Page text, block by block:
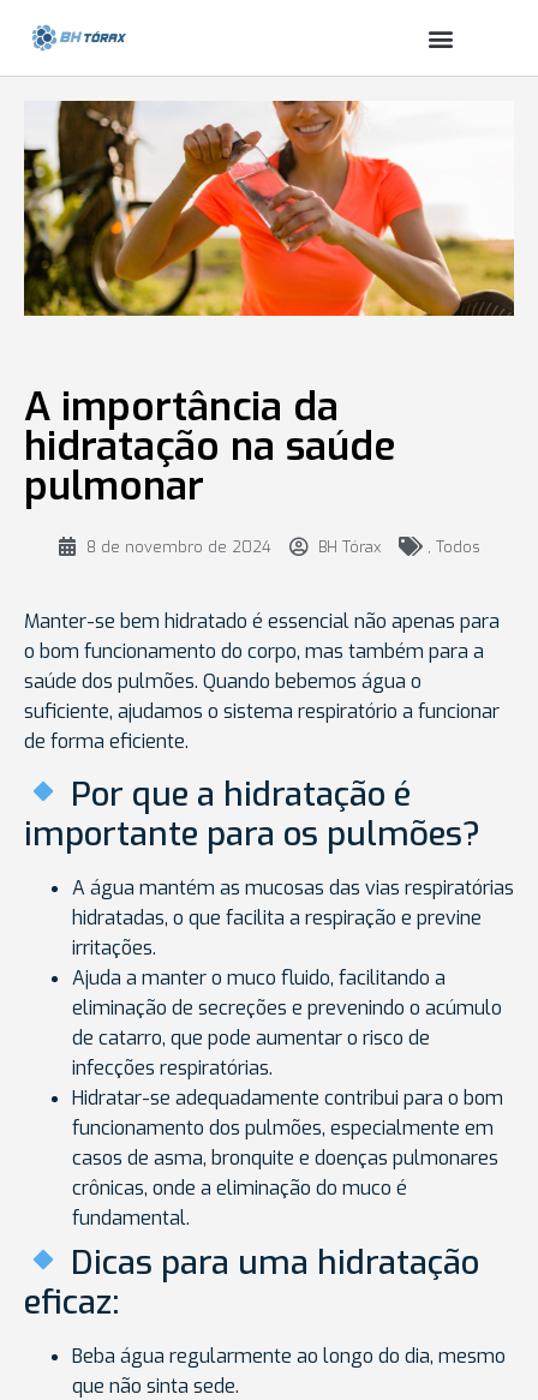
A importância da
hidratação na saúde
pulmonar
8 de novembro de 2024 BH Tórax , Todos
Manter-se bem hidratado é essencial não apenas para
o bom funcionamento do corpo, mas também para a
saúde dos pulmões. Quando bebemos água o
suficiente, ajudamos o sistema respiratório a funcionar
de forma eficiente.
Por que a hidratação é
importante para os pulmões?
A água mantém as mucosas das vias respiratórias
hidratadas, o que facilita a respiração e previne
irritações.
Ajuda a manter o muco fluido, facilitando a
eliminação de secreções e prevenindo o acúmulo
de catarro, que pode aumentar o risco de
infecções respiratórias.
Hidratar-se adequadamente contribui para o bom
funcionamento dos pulmões, especialmente em
casos de asma, bronquite e doenças pulmonares
crônicas, onde a eliminação do muco é
fundamental.
Dicas para uma hidratação
eficaz:
Beba água regularmente ao longo do dia, mesmo
que não sinta sede.